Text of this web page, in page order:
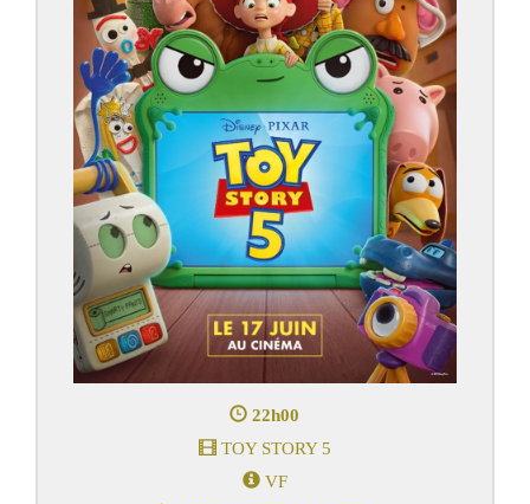
22h00
TOY STORY 5
VF